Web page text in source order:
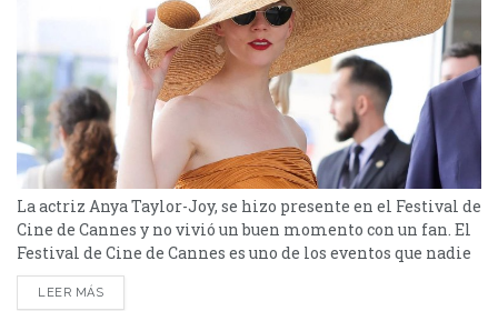
La actriz Anya Taylor-Joy, se hizo presente en el Festival de
Cine de Cannes y no vivió un buen momento con un fan. El
Festival de Cine de Cannes es uno de los eventos que nadie
se quiere perder. El martes 14 fue la ceremonia de apertura
de esta ciudad que alberga unos festivales más relevantes
LEER MÁS